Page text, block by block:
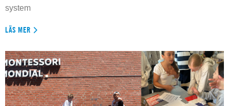
system
LÄS MER